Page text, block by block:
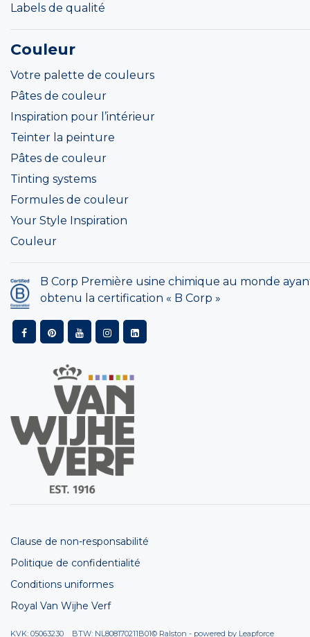
Labels de qualité
Couleur
Votre palette de couleurs
Pâtes de couleur
Inspiration pour l’intérieur
Teinter la peinture
Pâtes de couleur
Tinting systems
Formules de couleur
Your Style Inspiration
Couleur
B Corp Première usine chimique au monde
obtenu la certification « B Corp »
Clause de non-responsabilité
Politique de confidentialité
Conditions uniformes
Royal Van Wijhe Verf
KVK: 05063230 BTW: NL808170211B01© Ralston - powered by Leapforce